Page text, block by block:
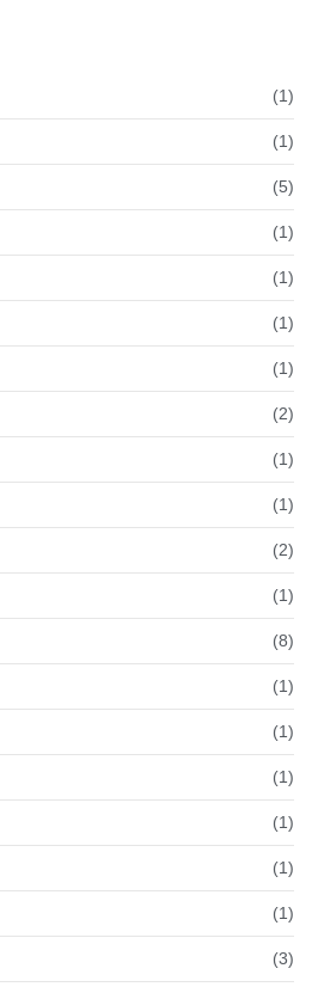
(1)
(1)
(5)
(1)
(1)
(1)
(1)
(2)
(1)
(1)
(2)
(1)
(8)
(1)
(1)
(1)
(1)
(1)
(1)
(3)